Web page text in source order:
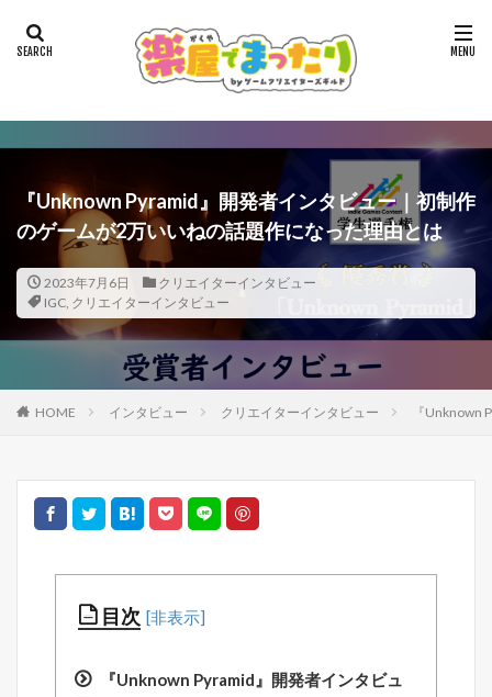
『Unknown Pyramid』開発者インタビュー｜初制作
のゲームが2万いいねの話題作になった理由とは
2023年7月6日
クリエイターインタビュー
IGC, クリエイターインタビュー
HOME インタビュー クリエイターインタビュー 『Unknown
目次
『Unknown Pyramid』開発者インタビュ